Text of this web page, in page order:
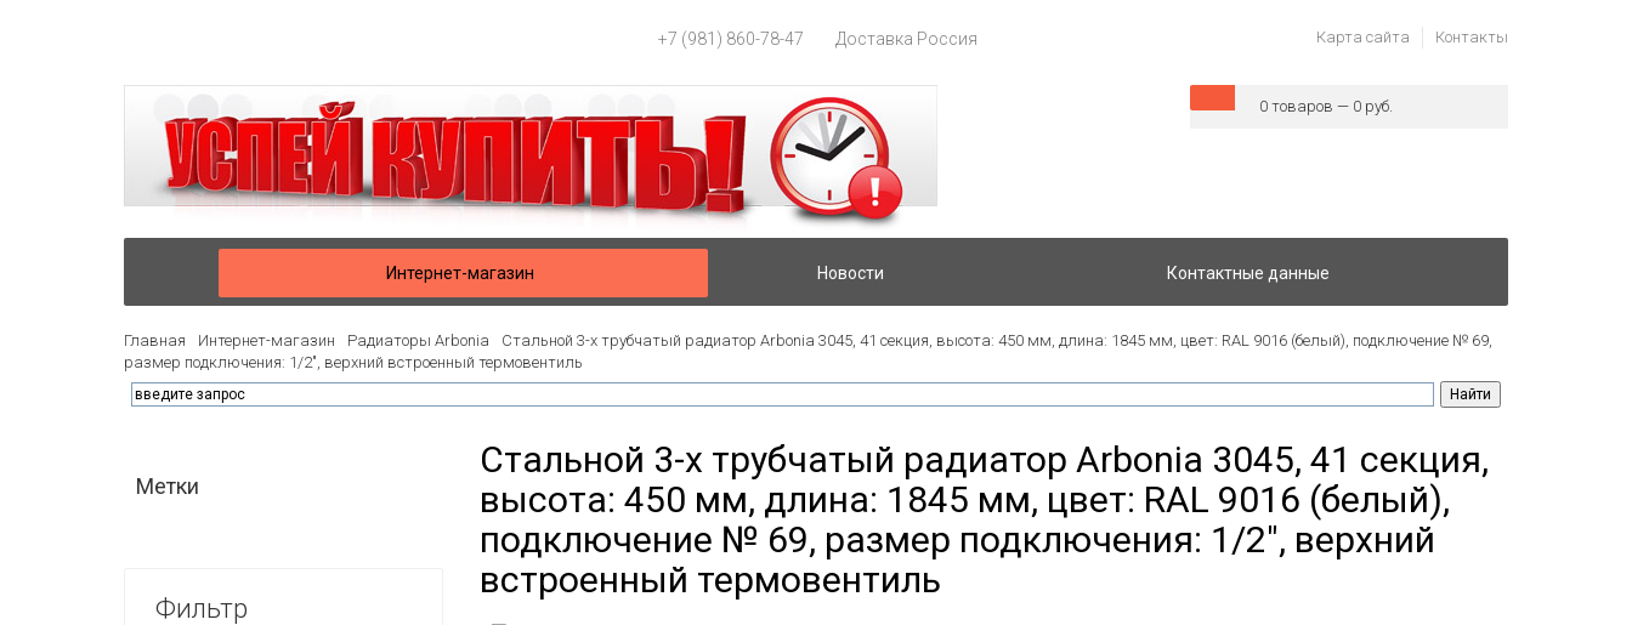
+7 (981) 860-78-47 Доставка Россия Карта сайта Контакты
0 товаров — 0 руб.
Интернет-магазин Новости Контактные данные
Главная Интернет-магазин Радиаторы Arbonia
Стальной 3-х трубчатый радиатор Arbonia 3045, 41 секция, высота: 450 мм, длина: 1845 мм, цвет: RAL 9016 (белый), подключение № 69,
размер подключения: 1/2", верхний встроенный термовентиль
Метки
Фильтр
Стальной 3-х трубчатый радиатор Arbonia 3045, 41 секция,
высота: 450 мм, длина: 1845 мм, цвет: RAL 9016 (белый),
подключение № 69, размер подключения: 1/2", верхний
встроенный термовентиль